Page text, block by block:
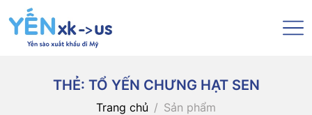
THẺ: TỔ YẾN CHƯNG HẠT SEN
Trang chủ Sản phẩm